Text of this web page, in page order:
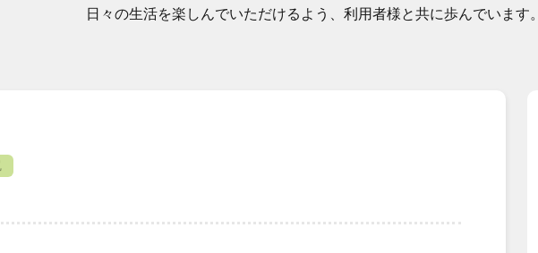
日々の生活を楽しんでいただけるよう、利用者様と共に歩んでいます。